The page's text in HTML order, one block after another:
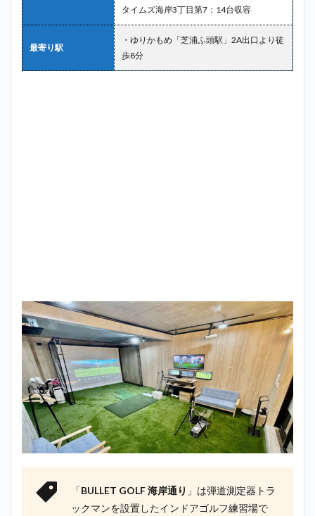
タイムズ海岸3丁目第7：14台収容
最寄り駅
・ゆりかもめ「芝浦ふ頭駅」2A出口より徒
歩8分
「BULLET GOLF 海岸通り 」は弾道測定器トラ
ックマンを設置したインドアゴルフ練習場で